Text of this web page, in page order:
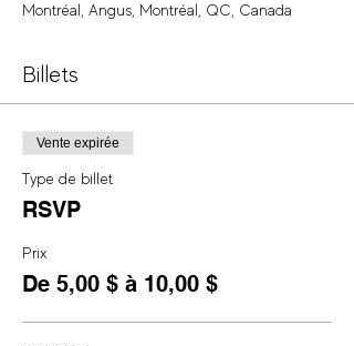
Montréal, Angus, Montréal, QC, Canada
Billets
Vente expirée
Type de billet
RSVP
Prix
De 5,00 $ à 10,00 $